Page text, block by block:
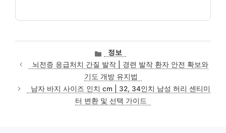
카
테
고
리
정보
뇌전증 응급처치 간질 발작 | 경련 발작 환자 안전 확보와
기도 개방 유지법
남자 바지 사이즈 인치 cm | 32, 34인치 남성 허리 센티미
터 변환 및 선택 가이드